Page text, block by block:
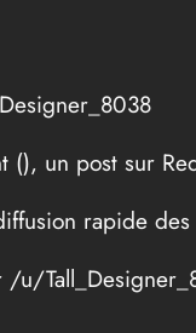
(), un post sur
rapide
u/